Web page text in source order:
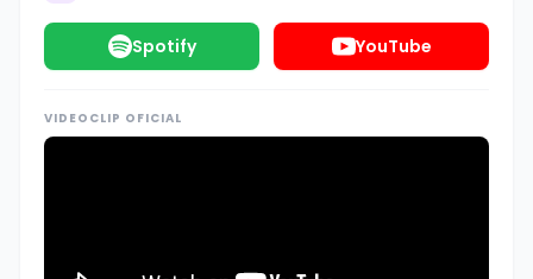
Spotify YouTube
VIDEOCLIP OFICIAL